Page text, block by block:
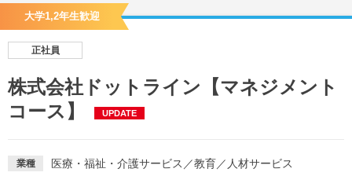
探す
【4年生】
大学1,2年生歓迎
正社員
株式会社ドットライン【マネジメント
コース】
UPDATE
業種 医療・福祉・介護サービス ／教育／ 人材サービス